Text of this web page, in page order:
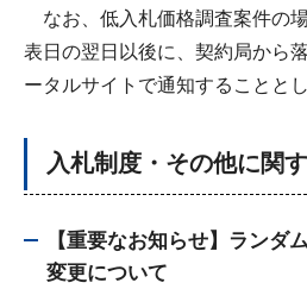
なお、低入札価格調査案件の
表日の翌日以後に、契約局から
ータルサイトで通知することと
入札制度・その他に関
【重要なお知らせ】ランダ
変更について